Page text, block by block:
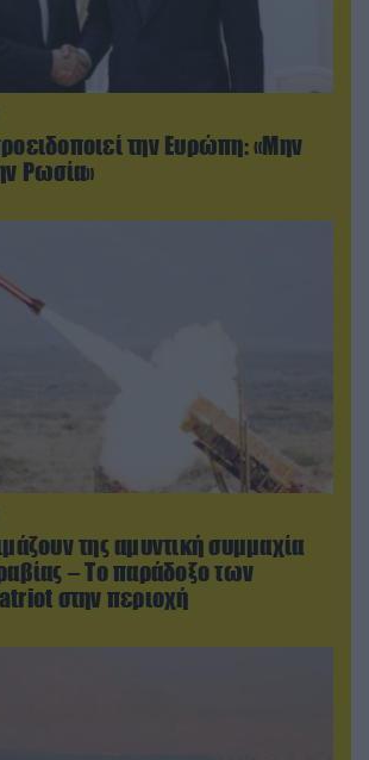
την Ευρώπη: «Μην
Ρωσία»
της αμυντική συμμαχία
– Το παράδοξο των
στην περιοχή